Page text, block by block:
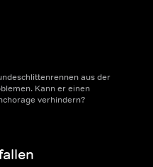
aus der
Kann er einen
verhindern?